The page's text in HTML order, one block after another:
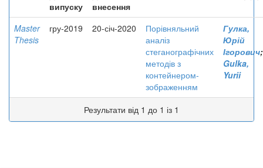
випуску
внесення
Master
Thesis
гру-2019 20-січ-2020
Порівняльний
аналіз
стеганографічних
методів з
контейнером-
зображенням
Гулка,
Юрій
Ігорович;
Gulka,
Yurii
Результати від 1 до 1 із 1